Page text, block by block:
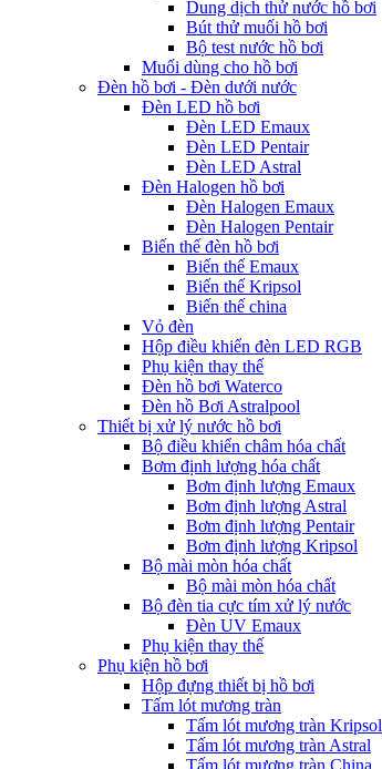
Dung dịch thử nước hồ bơi
Bút thử muối hồ bơi
Bộ test nước hồ bơi
Muối dùng cho hồ bơi
Đèn hồ bơi - Đèn dưới nước
Đèn LED hồ bơi
Đèn LED Emaux
Đèn LED Pentair
Đèn LED Astral
Đèn Halogen hồ bơi
Đèn Halogen Emaux
Đèn Halogen Pentair
Biến thế đèn hồ bơi
Biến thế Emaux
Biến thế Kripsol
Biến thế china
Vỏ đèn
Hộp điều khiển đèn LED RGB
Phụ kiện thay thế
Đèn hồ bơi Waterco
Đèn hồ Bơi Astralpool
Thiết bị xử lý nước hồ bơi
Bộ điều khiển châm hóa chất
Bơm định lượng hóa chất
Bơm định lượng Emaux
Bơm định lượng Astral
Bơm định lượng Pentair
Bơm định lượng Kripsol
Bộ mài mòn hóa chất
Bộ mài mòn hóa chất
Bộ đèn tia cực tím xử lý nước
Đèn UV Emaux
Phụ kiện thay thế
Phụ kiện hồ bơi
Hộp đựng thiết bị hồ bơi
Tấm lót mương tràn
Tấm lót mương tràn Kripsol
Tấm lót mương tràn Astral
Tấm lót mương tràn China